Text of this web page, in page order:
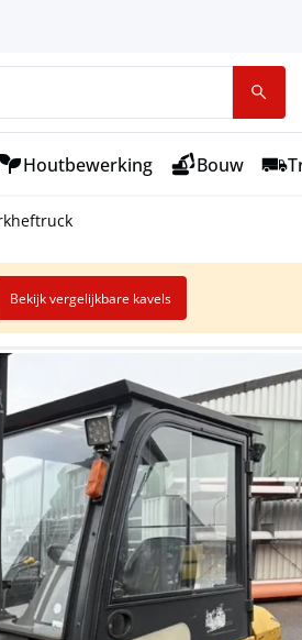
Houtbewerking Bouw
Bekijk vergelijkbare kavels